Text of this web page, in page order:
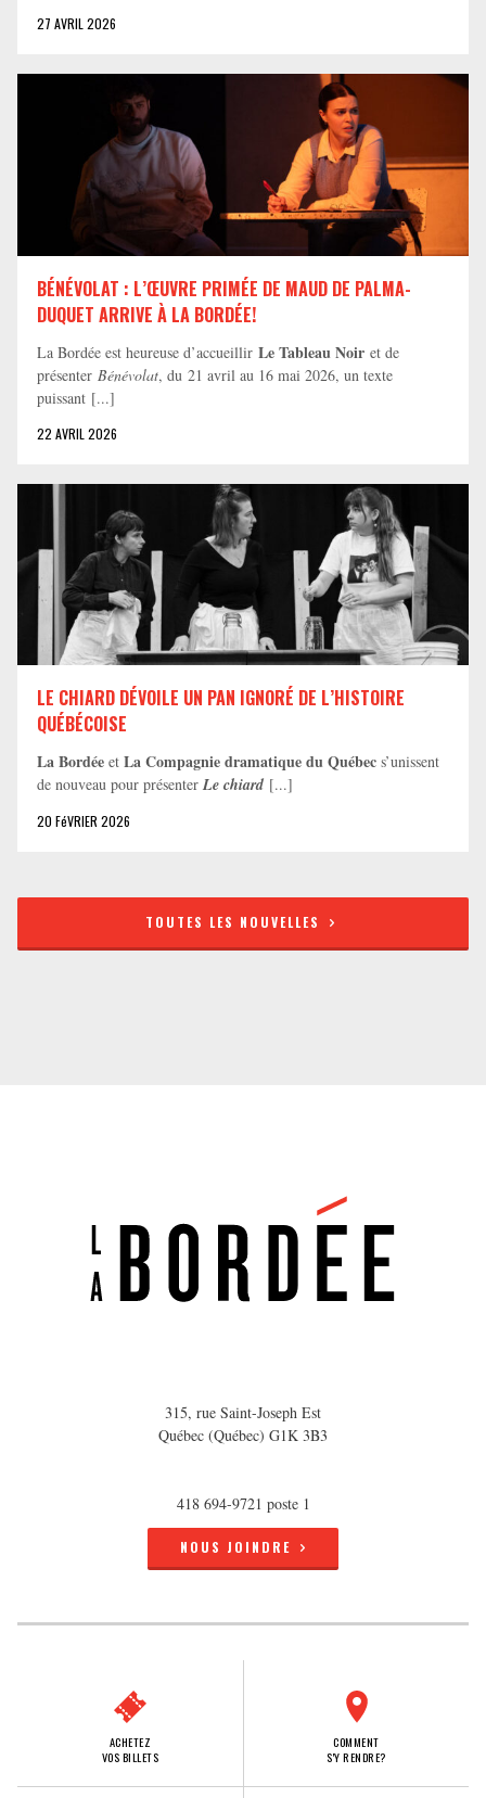
27 AVRIL 2026
BÉNÉVOLAT : L’ŒUVRE PRIMÉE DE MAUD DE PALMA-
DUQUET ARRIVE À LA BORDÉE!
La Bordée est heureuse d’accueillir Le Tableau Noir et de
présenter Bénévolat, du 21 avril au 16 mai 2026, un texte
puissant [...]
22 AVRIL 2026
LE CHIARD DÉVOILE UN PAN IGNORÉ DE L’HISTOIRE
QUÉBÉCOISE
La Bordée et La Compagnie dramatique du Québec s’unissent
de nouveau pour présenter Le chiard [...]
20 FéVRIER 2026
TOUTES LES NOUVELLES
315, rue Saint-Joseph Est
Québec (Québec) G1K 3B3
418 694-9721 poste 1
NOUS JOINDRE
ACHETEZ
VOS BILLETS
COMMENT
S'Y RENDRE?